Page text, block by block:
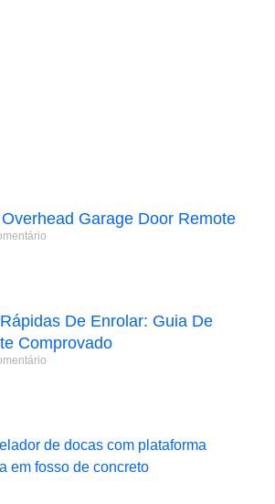
Garage Door Remote
De Enrolar: Guia De
Comprovado